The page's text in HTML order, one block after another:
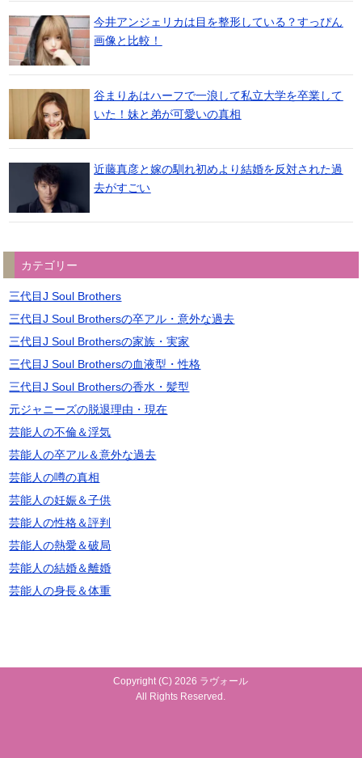
今井アンジェリカは目を整形している？すっぴん
画像と比較！
谷まりあはハーフで一浪して私立大学を卒業して
いた！妹と弟が可愛いの真相
近藤真彦と嫁の馴れ初めより結婚を反対された過
去がすごい
カテゴリー
三代目J Soul Brothers
三代目J Soul Brothersの卒アル・意外な過去
三代目J Soul Brothersの家族・実家
三代目J Soul Brothersの血液型・性格
三代目J Soul Brothersの香水・髪型
元ジャニーズの脱退理由・現在
芸能人の不倫＆浮気
芸能人の卒アル＆意外な過去
芸能人の噂の真相
芸能人の妊娠＆子供
芸能人の性格＆評判
芸能人の熱愛＆破局
芸能人の結婚＆離婚
芸能人の身長＆体重
Copyright (C) 2026 ラヴォール
All Rights Reserved.